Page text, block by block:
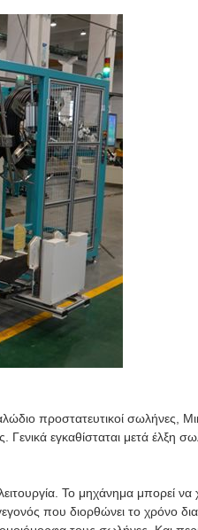
προστατευτικοί σωλήνες,
εγκαθίσταται μετά έλξη
Το μηχάνημα μπορεί να
που διορθώνει το χρόνο